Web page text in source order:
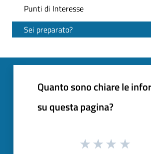
Punti di Interesse
Sei preparato?
Quanto sono chiare le
su questa pagina?